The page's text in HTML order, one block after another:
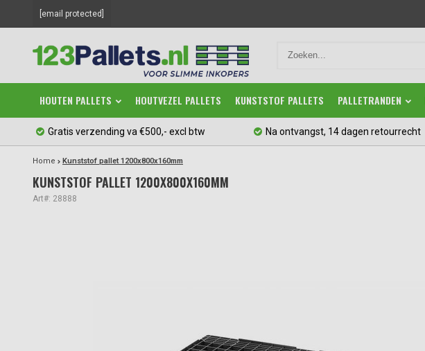
[email protected]
HOUTEN PALLETS HOUTVEZEL PALLETS KUNSTSTOF PALLETS PALLETRANDEN
Gratis verzending va €500,- excl btw Na ontvangst, 14 dagen retourrecht
Home Kunststof pallet 1200x800x160mm
KUNSTSTOF PALLET 1200X800X160MM
Art#: 28888